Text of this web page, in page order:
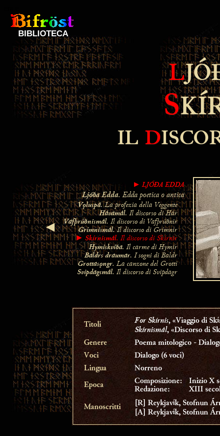
BIBLIOTECA
L
S
IL D
◄
►LJÓĐA EDDA
Ljóða Edda. Edda poetica o antica
Vǫluspá. La profezia della Veggente
Hávamál. Il discorso di Hár
Vafþrúðnismál. Il discorso di Vafþrúðnir
Grímnismál. Il discorso di Grímnir
► Skírnismál. Il discorso di Skírnir
Hymiskviða. Il carme di Hymir
Baldrs draumar. I sogni di Baldr
Grottasǫngr. La canzone del Grotti
Svipdagsmál. Il discorso di Svipdagr
Titoli For Skírnis, «Viaggio di
Skírnismál, «Discorso di
Genere
Poema mitologico -
Voci
Dialogo (6 voci)
Lingua
Norreno
Epoca
Composizione:
Redazione:
Inizio X
XIII
Manoscritti
[R] Reykjavík, Stofnun
[A] Reykjavík, Stofnun